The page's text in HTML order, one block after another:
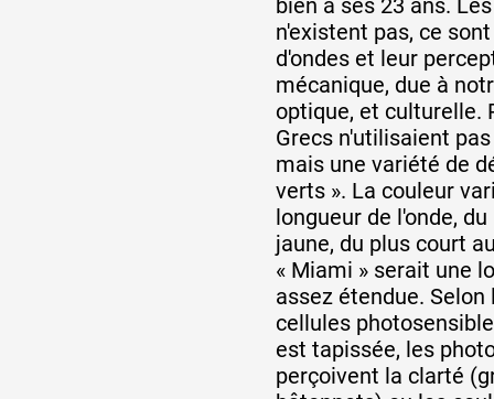
bien à ses 23 ans.
n'existent pas, ce
d'ondes et leur
mécanique, due à
optique, et culturelle.
Grecs n'utilisaient
mais une variété de
verts ». La couleur
longueur de l'onde,
jaune, du plus court
« Miami » serait une
assez étendue. Selon
cellules
est tapissée, les
perçoivent la clarté